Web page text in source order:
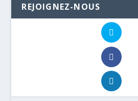
REJOIGNEZ-NOUS